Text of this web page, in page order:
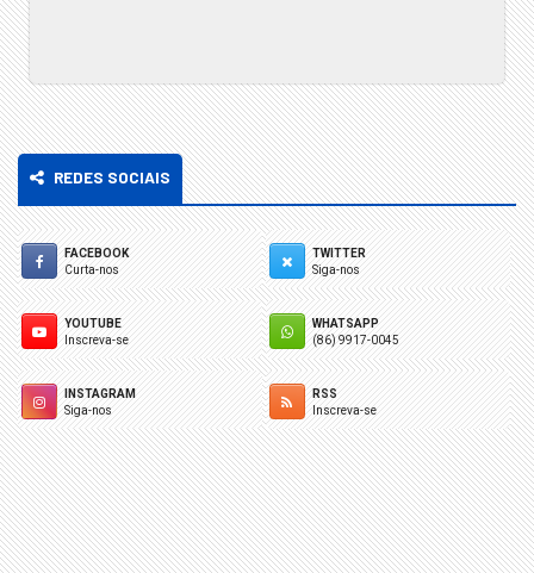
REDES SOCIAIS
FACEBOOK
Curta-nos
TWITTER
Siga-nos
YOUTUBE
Inscreva-se
WHATSAPP
(86) 9917-0045
INSTAGRAM
Siga-nos
RSS
Inscreva-se